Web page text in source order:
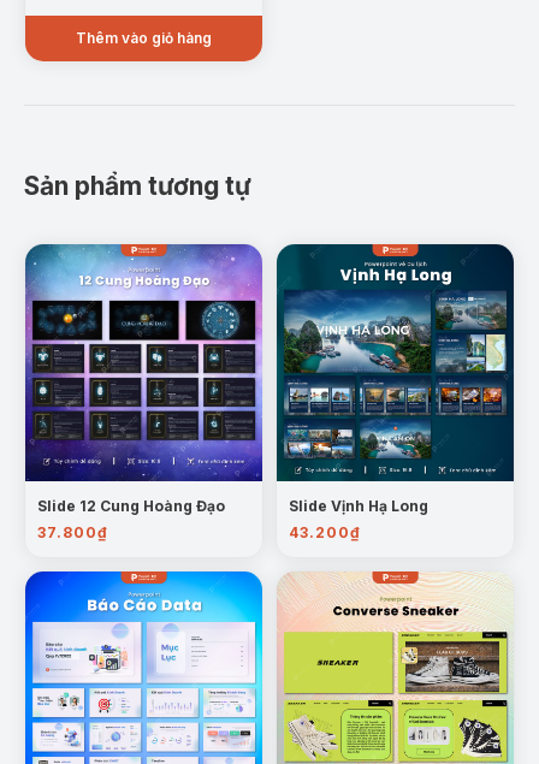
Thêm vào giỏ hàng
Sản phẩm tương tự
Slide 12 Cung Hoàng Đạo
37.800₫
Slide Vịnh Hạ Long
43.200₫